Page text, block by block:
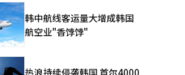
韩中航线客运量大增成韩国
航空业"香饽饽"
热浪持续侵袭韩国 首尔4000